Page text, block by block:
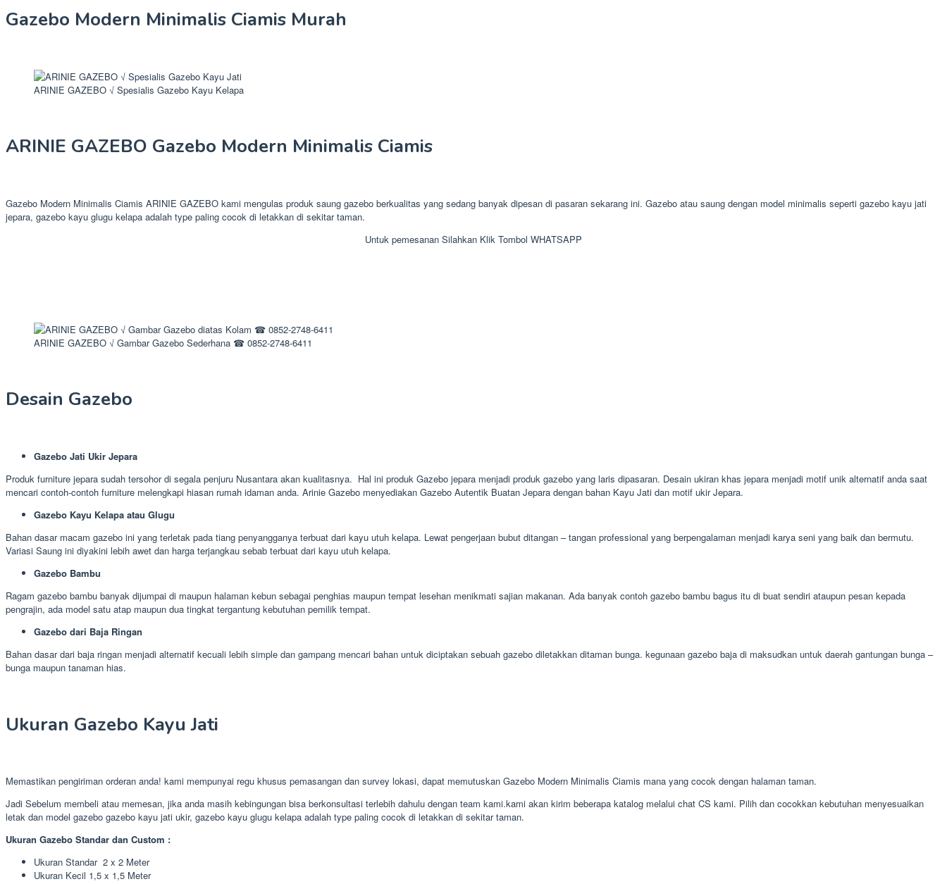
Gazebo Modern Minimalis Ciamis Murah
ARINIE GAZEBO √ Spesialis Gazebo Kayu Kelapa
ARINIE GAZEBO Gazebo Modern Minimalis Ciamis
Gazebo Modern Minimalis Ciamis ARINIE GAZEBO kami mengulas produk saung gazebo berkualitas yang sedang banyak dipesan di pasaran sekarang ini. Gazebo atau saung dengan model minimalis seperti gazebo kayu jati
jepara, gazebo kayu glugu kelapa adalah type paling cocok di letakkan di sekitar taman.
Untuk pemesanan Silahkan Klik Tombol WHATSAPP
ARINIE GAZEBO √ Gambar Gazebo Sederhana ☎ 0852-2748-6411
Desain Gazebo
Gazebo Jati Ukir Jepara
Produk furniture jepara sudah tersohor di segala penjuru Nusantara akan kualitasnya. Hal ini produk Gazebo jepara menjadi produk gazebo yang laris dipasaran. Desain ukiran khas jepara menjadi motif unik alternatif anda saat
mencari contoh-contoh furniture melengkapi hiasan rumah idaman anda. Arinie Gazebo menyediakan Gazebo Autentik Buatan Jepara dengan bahan Kayu Jati dan motif ukir Jepara.
Gazebo Kayu Kelapa atau Glugu
Bahan dasar macam gazebo ini yang terletak pada tiang penyangganya terbuat dari kayu utuh kelapa. Lewat pengerjaan bubut ditangan – tangan professional yang berpengalaman menjadi karya seni yang baik dan bermutu.
Variasi Saung ini diyakini lebih awet dan harga terjangkau sebab terbuat dari kayu utuh kelapa.
Gazebo Bambu
Ragam gazebo bambu banyak dijumpai di maupun halaman kebun sebagai penghias maupun tempat lesehan menikmati sajian makanan. Ada banyak contoh gazebo bambu bagus itu di buat sendiri ataupun pesan kepada
pengrajin, ada model satu atap maupun dua tingkat tergantung kebutuhan pemilik tempat.
Gazebo dari Baja Ringan
Bahan dasar dari baja ringan menjadi alternatif kecuali lebih simple dan gampang mencari bahan untuk diciptakan sebuah gazebo diletakkan ditaman bunga. kegunaan gazebo baja di maksudkan untuk daerah gantungan bunga –
bunga maupun tanaman hias.
Ukuran Gazebo Kayu Jati
Memastikan pengiriman orderan anda! kami mempunyai regu khusus pemasangan dan survey lokasi, dapat memutuskan Gazebo Modern Minimalis Ciamis mana yang cocok dengan halaman taman.
Jadi Sebelum membeli atau memesan, jika anda masih kebingungan bisa berkonsultasi terlebih dahulu dengan team kami.kami akan kirim beberapa katalog melalui chat CS kami. Pilih dan cocokkan kebutuhan menyesuaikan
letak dan model gazebo gazebo kayu jati ukir, gazebo kayu glugu kelapa adalah type paling cocok di letakkan di sekitar taman.
Ukuran Gazebo Standar dan Custom :
Ukuran Standar 2 x 2 Meter
Ukuran Kecil 1,5 x 1,5 Meter